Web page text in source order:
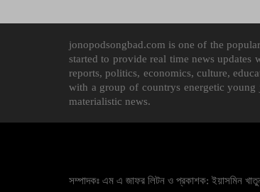
jonopodsongbad.com is one of the
started to provide real time news
reports, politics, economics, culture,
with a group of countrys energetic
materialistic news.
সম্পাদকঃ এম এ জাফর লিটন ও প্রকাশক: ইয়াসমিন